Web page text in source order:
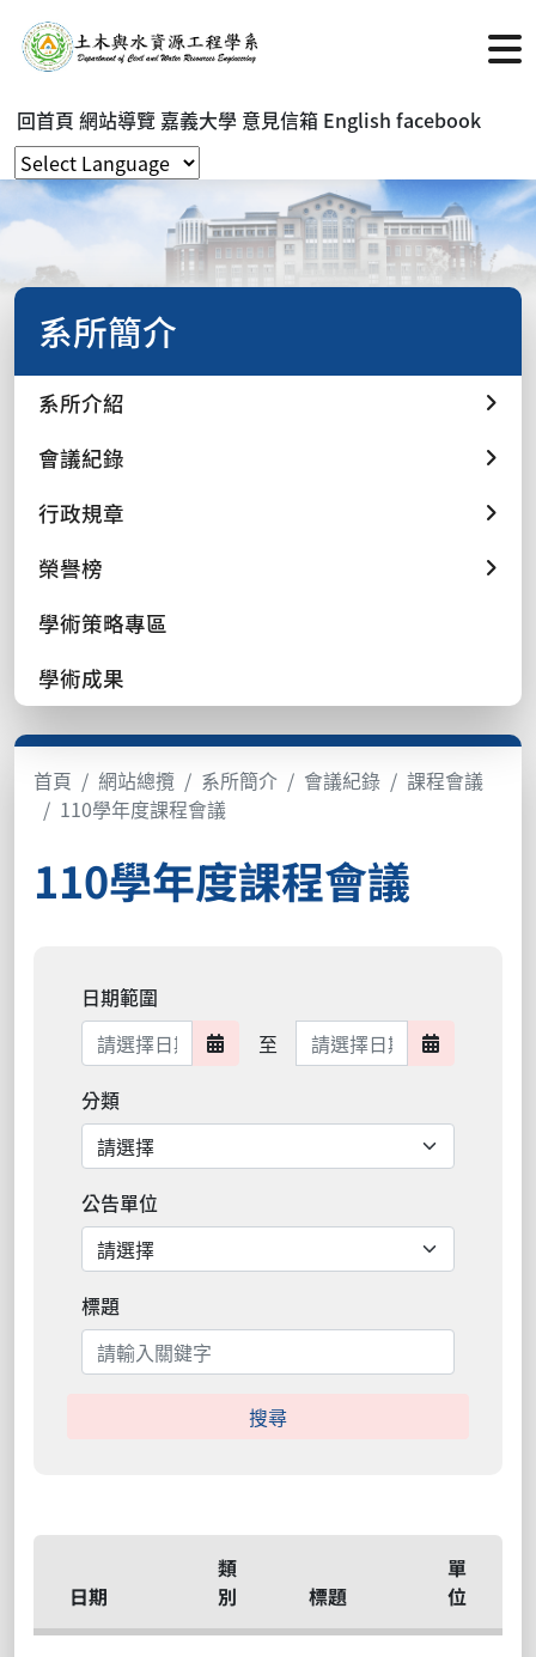
回首頁 網站導覽 嘉義大學 意見信箱 English facebook
系所簡介
系所介紹
會議紀錄
行政規章
榮譽榜
學術策略專區
學術成果
首頁 網站總攬 系所簡介 會議紀錄
課程會議
110學年度課程會議
110學年度課程會議
日期範圍
日期範圍開始
至 日期範圍結束 日期範圍
分類
公告單位
標題
日期
類
別
標題
單
位